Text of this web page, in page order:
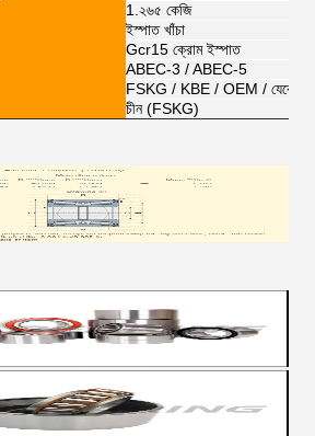
1.২৬৫ কেজি
ইস্পাত খাঁচা
Gcr15 ক্রোম ইস্পাত
ABEC-3 / ABEC-5
FSKG / KBE / OEM / যেকোনো
চীন (FSKG)